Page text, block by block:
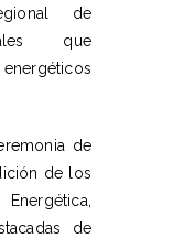
de
que
de
de los
de